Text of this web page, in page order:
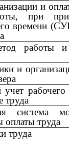
и
при
времени
работы и
и
рабочего
труда
система
оплаты труда
труда